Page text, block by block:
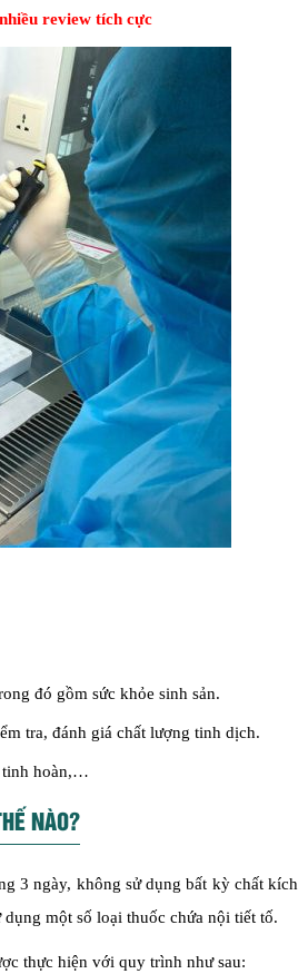
review tích cực
đó gồm sức khỏe sinh sản.
tra, đánh giá chất lượng tinh dịch.
tinh hoàn,…
NÀO?
3 ngày, không sử dụng bất kỳ chất kích
một số loại thuốc chứa nội tiết tố.
thực hiện với quy trình như sau: